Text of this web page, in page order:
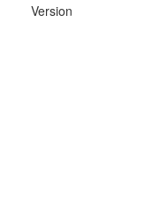
Version